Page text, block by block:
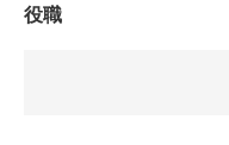
役職